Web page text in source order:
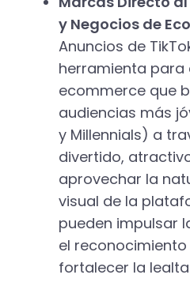
y Negocios de
Anuncios de
herramienta para
ecommerce que
audiencias más
y Millennials) a
divertido,
aprovechar la
visual de la
pueden impulsar
el
fortalecer la